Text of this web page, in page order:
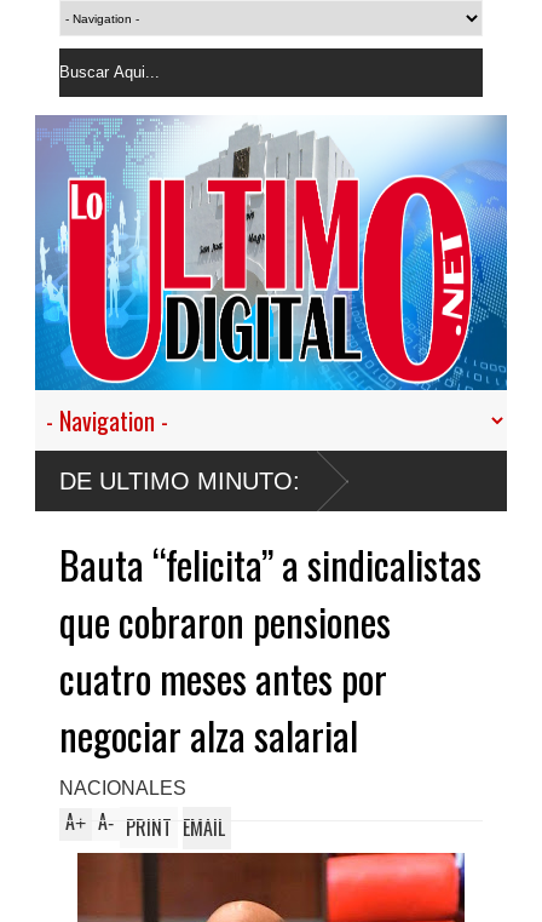
DE ULTIMO MINUTO:
Bauta “felicita” a sindicalistas
que cobraron pensiones
cuatro meses antes por
negociar alza salarial
NACIONALES
A+ A- PRINT EMAIL